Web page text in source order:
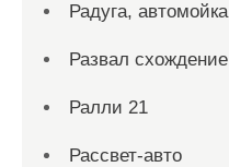
Радуга, автомойка
Развал схождение
Ралли 21
Рассвет-авто